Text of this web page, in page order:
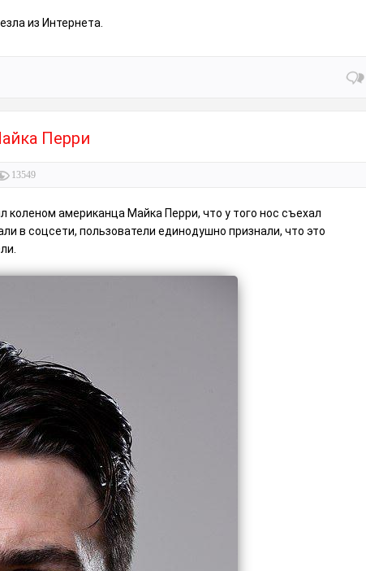
из Интернета.
Перри
13549
американца Майка Перри, что у того нос съехал
в соцсети, пользователи единодушно признали, что это